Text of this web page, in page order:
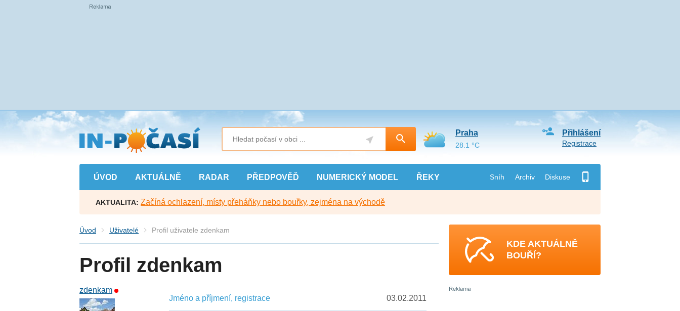
Přejít
na
hlavní
obsah
ÚVOD AKTUÁLNĚ RADAR PŘEDPOVĚĎ NUMERICKÝ MODEL ŘEKY Sníh Archiv Diskuse
Přihlášení
Registrace
Praha
28.1 °C
AKTUALITA: Začíná ochlazení, místy přeháňky nebo bouřky, zejména na východě
Úvod Uživatelé Profil uživatele zdenkam
Profil zdenkam
zdenkam
Jméno a příjmení, registrace 03.02.2011
KDE AKTUÁLNĚ
BOUŘÍ?